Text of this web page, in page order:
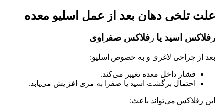
علت تلخی دهان بعد از عمل اسلیو معده
رفلاکس اسید یا رفلاکس صفراوی
بعد از جراحی لاغری و به‌ خصوص اسلیو:
فشار داخل معده تغییر می‌کند.
احتمال برگشت اسید یا صفرا به مری افزایش می‌یابد.
این رفلاکس می‌تواند باعث: